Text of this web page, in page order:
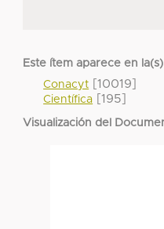
Este ítem aparece en
Conacyt [10019]
Científica [195]
Visualización del